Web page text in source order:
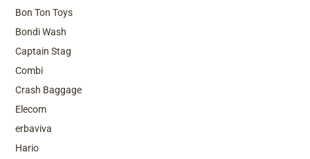
Bon Ton Toys
Bondi Wash
Captain Stag
Combi
Crash Baggage
Elecom
erbaviva
Hario